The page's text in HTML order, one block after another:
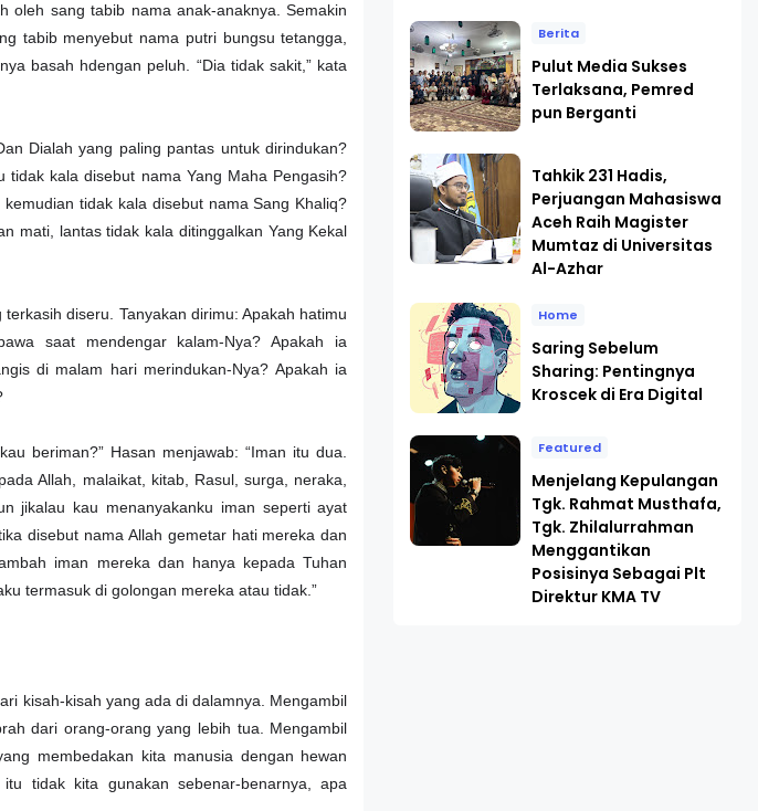
oleh sang tabib nama anak-anaknya. Semakin
tabib menyebut nama putri bungsu tetangga,
basah hdengan peluh. “Dia tidak sakit,” kata
Dialah yang paling pantas untuk dirindukan?
kala disebut nama Yang Maha Pengasih?
tidak kala disebut nama Sang Khaliq?
mati, lantas tidak kala ditinggalkan Yang Kekal
diseru. Tanyakan dirimu: Apakah hatimu
saat mendengar kalam-Nya? Apakah ia
di malam hari merindukan-Nya? Apakah ia
beriman?” Hasan menjawab: “Iman itu dua.
Allah, malaikat, kitab, Rasul, surga, neraka,
jikalau kau menanyakanku iman seperti ayat
disebut nama Allah gemetar hati mereka dan
iman mereka dan hanya kepada Tuhan
termasuk di golongan mereka atau tidak.”
kisah-kisah yang ada di dalamnya. Mengambil
dari orang-orang yang lebih tua. Mengambil
membedakan kita manusia dengan hewan
tidak kita gunakan sebenar-benarnya, apa
Berita
Pulut Media Sukses
Terlaksana, Pemred
pun Berganti
Tahkik 231 Hadis,
Perjuangan Mahasiswa
Aceh Raih Magister
Mumtaz di Universitas
Al-Azhar
Home
Saring Sebelum
Sharing: Pentingnya
Kroscek di Era Digital
Featured
Menjelang Kepulangan
Tgk. Rahmat Musthafa,
Tgk. Zhilalurrahman
Menggantikan
Posisinya Sebagai Plt
Direktur KMA TV